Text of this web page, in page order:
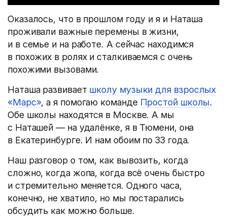
Оказалось, что в прошлом году и я и Наташа
проживали важные перемены в жизни,
и в семье и на работе. А сейчас находимся
в похожих в ролях и сталкиваемся с очень
похожими вызовами.
Наташа развивает школу музыки для взрослых
«Марс», а я помогаю команде Простой школы.
Обе школы находятся в Москве. А мы
с Наташей — на удалёнке, я в Тюмени, она
в Екатеринбурге. И нам обоим по 33 года.
Наш разговор о том, как вывозить, когда
сложно, когда жопа, когда всё очень быстро
и стремительно меняется. Одного часа,
конечно, не хватило, но мы постарались
обсудить как можно больше.